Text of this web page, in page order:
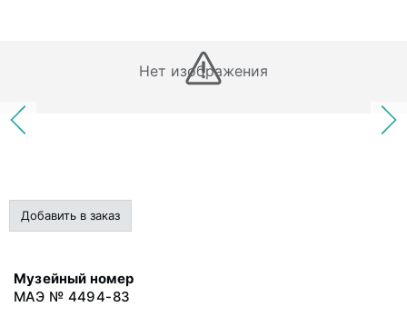
Нет изображения
Добавить в заказ
Музейный номер
МАЭ № 4494-83